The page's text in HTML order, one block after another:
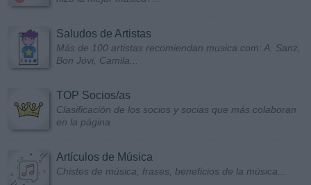
Saludos de Artistas
Más de 100 artistas recomiendan musica.com: A. Sanz,
Bon Jovi, Camila...
TOP Socios/as
Clasificación de los socios y socias que más colaboran
en la página
Artículos de Música
Chistes de música, frases, beneficios de la música...